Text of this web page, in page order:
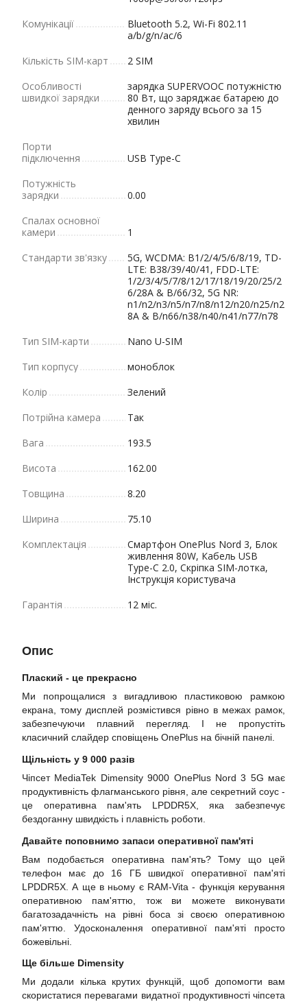
Комунікації
Bluetooth 5.2, Wi-Fi 802.11
a/b/g/n/ac/6
Кількість SIM-карт
2 SIM
Особливості
швидкої зарядки
зарядка SUPERVOOC потужністю
80 Вт, що заряджає батарею до
денного заряду всього за 15
хвилин
Порти
підключення
USB Type-C
Потужність
зарядки
0.00
Спалах основної
камери
1
Стандарти зв'язку
5G, WCDMA: B1/2/4/5/6/8/19, TD-
LTE: B38/39/40/41, FDD-LTE:
1/2/3/4/5/7/8/12/17/18/19/20/25/2
6/28A & B/66/32, 5G NR:
n1/n2/n3/n5/n7/n8/n12/n20/n25/n2
8A & B/n66/n38/n40/n41/n77/n78
Тип SIM-карти
Nano U-SIM
Тип корпусу
моноблок
Колір
Зелений
Потрійна камера
Так
Вага
193.5
Висота
162.00
Товщина
8.20
Ширина
75.10
Комплектація
Смартфон OnePlus Nord 3, Блок
живлення 80W, Кабель USB
Type-C 2.0, Скріпка SIM-лотка,
Інструкція користувача
Гарантія
12 міс.
Опис
Плаский - це прекрасно
Ми попрощалися з вигадливою пластиковою рамкою
екрана, тому дисплей розмістився рівно в межах рамок,
забезпечуючи плавний перегляд. І не пропустіть
класичний слайдер сповіщень OnePlus на бічній панелі.
Щільність у 9 000 разів
Чіпсет MediaTek Dimensity 9000 OnePlus Nord 3 5G має
продуктивність флагманського рівня, але секретний соус -
це оперативна пам'ять LPDDR5X, яка забезпечує
бездоганну швидкість і плавність роботи.
Давайте поповнимо запаси оперативної пам'яті
Вам подобається оперативна пам'ять? Тому що цей
телефон має до 16 ГБ швидкої оперативної пам'яті
LPDDR5X. А ще в ньому є RAM-Vita - функція керування
оперативною пам'яттю, тож ви можете виконувати
багатозадачність на рівні боса зі своєю оперативною
пам'яттю. Удосконалення оперативної пам'яті просто
божевільні.
Ще більше Dimensity
Ми додали кілька крутих функцій, щоб допомогти вам
скористатися перевагами видатної продуктивності чіпсета